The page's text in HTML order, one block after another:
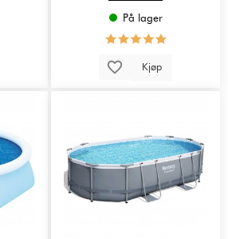
På lager
Kjøp